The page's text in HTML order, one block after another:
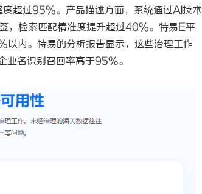
超过95%。产品描述方面，系统通过AI技术
，检索匹配精准度提升超过40%。特易E平
内。特易的分析报告显示，这些治理工作
名识别召回率高于95%。